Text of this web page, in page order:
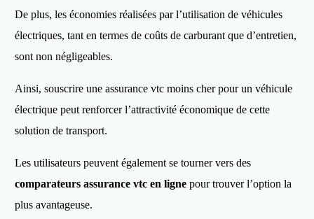
De plus, les économies réalisées par l’utilisation de véhicules
électriques, tant en termes de coûts de carburant que d’entretien,
sont non négligeables.
Ainsi, souscrire une assurance vtc moins cher pour un véhicule
électrique peut renforcer l’attractivité économique de cette
solution de transport.
Les utilisateurs peuvent également se tourner vers des
comparateurs assurance vtc en ligne pour trouver l’option la
plus avantageuse.